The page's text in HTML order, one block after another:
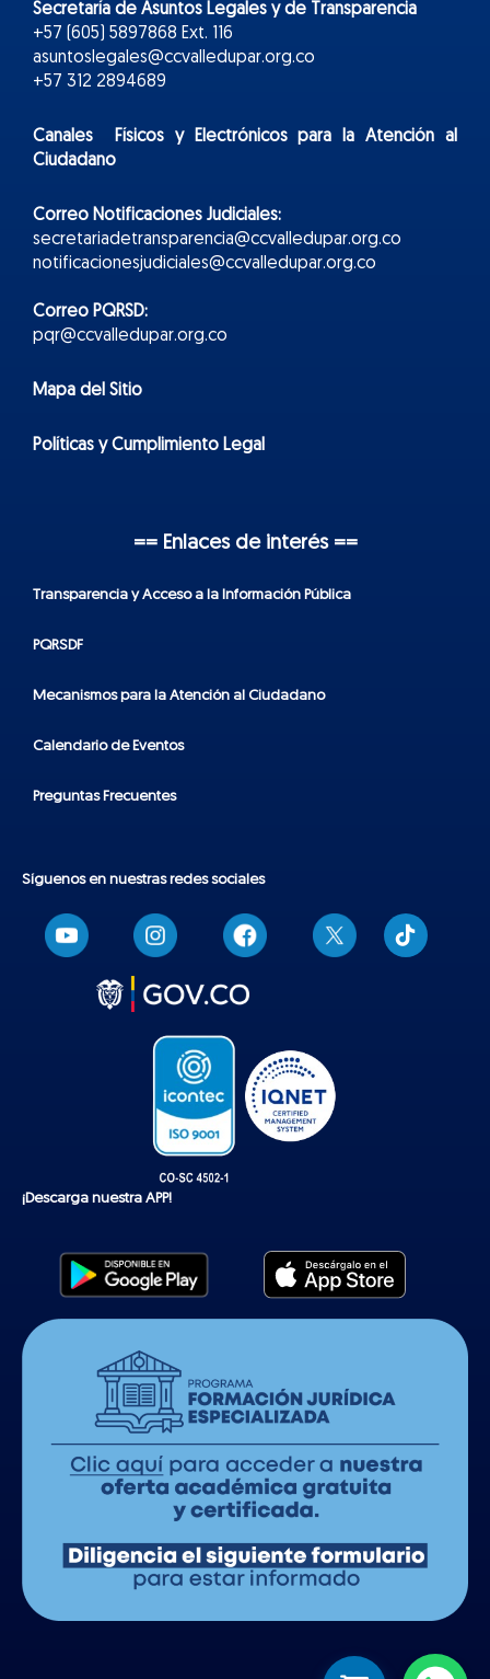
Secretaría de Asuntos Legales y de Transparencia
+57 (605) 5897868 Ext. 116
asuntoslegales@ccvalledupar.org.co
+57 312 2894689
Canales Físicos yElectrónicospara la Atención al
Ciudadano
Correo Notificaciones Judiciales:
secretariadetransparencia@ccvalledupar.org.co
notificacionesjudiciales@ccvalledupar.org.co
Correo PQRSD:
pqr@ccvalledupar.org.co
Mapa del Sitio
Políticas y Cumplimiento Legal
== Enlaces de interés ==
Transparencia y Acceso a la Información Pública
PQRSDF
Mecanismos para la Atención al Ciudadano
Calendario de Eventos
Preguntas Frecuentes
Síguenos en nuestras redes sociales
T
i
k
¡Descarga nuestra APP!